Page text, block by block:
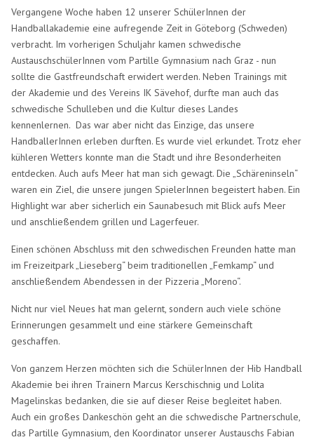
Vergangene Woche haben 12 unserer SchülerInnen der
Handballakademie eine aufregende Zeit in Göteborg (Schweden)
verbracht. Im vorherigen Schuljahr kamen schwedische
AustauschschülerInnen vom Partille Gymnasium nach Graz - nun
sollte die Gastfreundschaft erwidert werden. Neben Trainings mit
der Akademie und des Vereins IK Sävehof, durfte man auch das
schwedische Schulleben und die Kultur dieses Landes
kennenlernen. Das war aber nicht das Einzige, das unsere
HandballerInnen erleben durften. Es wurde viel erkundet. Trotz eher
kühleren Wetters konnte man die Stadt und ihre Besonderheiten
entdecken. Auch aufs Meer hat man sich gewagt. Die „Schäreninseln“
waren ein Ziel, die unsere jungen SpielerInnen begeistert haben. Ein
Highlight war aber sicherlich ein Saunabesuch mit Blick aufs Meer
und anschließendem grillen und Lagerfeuer.
Einen schönen Abschluss mit den schwedischen Freunden hatte man
im Freizeitpark „Lieseberg“ beim traditionellen „Femkamp“ und
anschließendem Abendessen in der Pizzeria „Moreno“.
Nicht nur viel Neues hat man gelernt, sondern auch viele schöne
Erinnerungen gesammelt und eine stärkere Gemeinschaft
geschaffen.
Von ganzem Herzen möchten sich die SchülerInnen der Hib Handball
Akademie bei ihren Trainern Marcus Kerschischnig und Lolita
Magelinskas bedanken, die sie auf dieser Reise begleitet haben.
Auch ein großes Dankeschön geht an die schwedische Partnerschule,
das Partille Gymnasium, den Koordinator unserer Austauschs Fabian